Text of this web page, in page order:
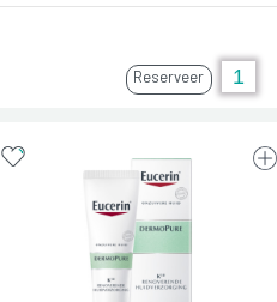
Reserveer